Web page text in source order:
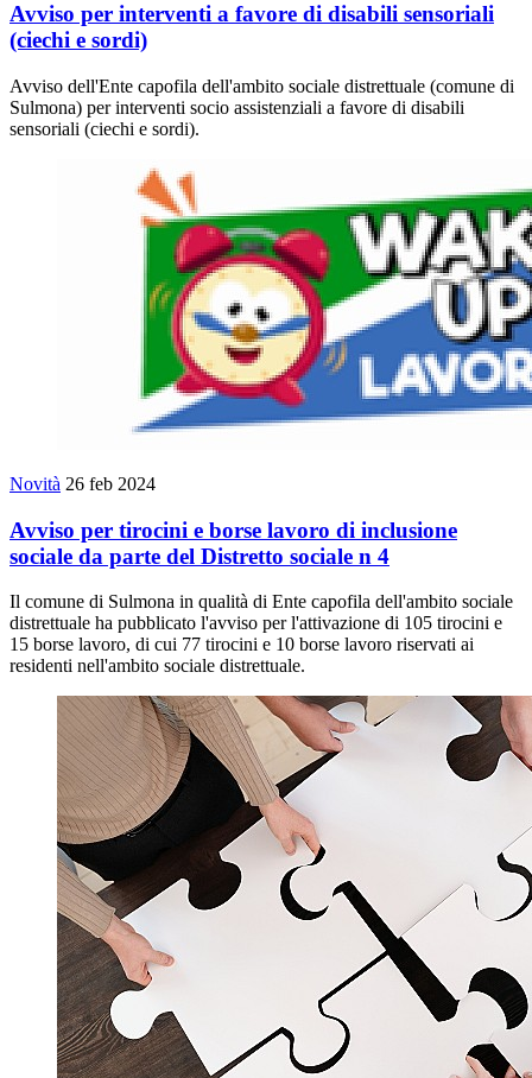
Avviso per interventi a favore di disabili sensoriali
(ciechi e sordi)
Avviso dell'Ente capofila dell'ambito sociale distrettuale (comune di
Sulmona) per interventi socio assistenziali a favore di disabili
sensoriali (ciechi e sordi).
Novità 26 feb 2024
Avviso per tirocini e borse lavoro di inclusione
sociale da parte del Distretto sociale n 4
Il comune di Sulmona in qualità di Ente capofila dell'ambito sociale
distrettuale ha pubblicato l'avviso per l'attivazione di 105 tirocini e
15 borse lavoro, di cui 77 tirocini e 10 borse lavoro riservati ai
residenti nell'ambito sociale distrettuale.